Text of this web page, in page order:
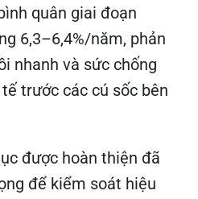
quân giai đoạn
6,3–6,4%/năm, phản
nhanh và sức chống
trước các cú sốc bên
được hoàn thiện đã
để kiểm soát hiệu